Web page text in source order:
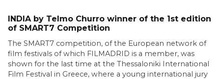
INDIA by Telmo Churro winner of the 1st edition
of SMART7 Competition
The SMART7 competition, of the European network of
film festivals of which FILMADRID is a member, was
shown for the last time at the Thessaloniki International
Film Festival in Greece, where a young international jury